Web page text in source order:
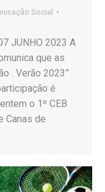
Social
JUNHO 2023 A
que as
. Verão 2023”
é
o 1º CEB
Canas de